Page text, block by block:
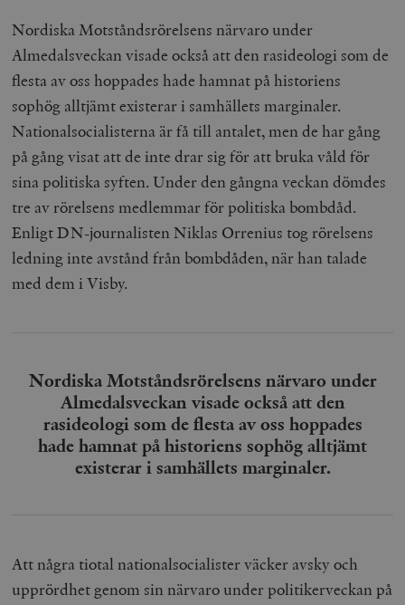
Nordiska Motståndsrörelsens närvaro under
Almedalsveckan visade också att den rasideologi som de
flesta av oss hoppades hade hamnat på historiens
sophög alltjämt existerar i samhällets marginaler.
Nationalsocialisterna är få till antalet, men de har gång
på gång visat att de inte drar sig för att bruka våld för
sina politiska syften. Under den gångna veckan dömdes
tre av rörelsens medlemmar för politiska bombdåd.
Enligt DN-journalisten Niklas Orrenius tog rörelsens
ledning inte avstånd från bombdåden, när han talade
med dem i Visby.
Nordiska Motståndsrörelsens närvaro under
Almedalsveckan visade också att den
rasideologi som de flesta av oss hoppades
hade hamnat på historiens sophög alltjämt
existerar i samhällets marginaler.
Att några tiotal nationalsocialister väcker avsky och
upprördhet genom sin närvaro under politikerveckan på